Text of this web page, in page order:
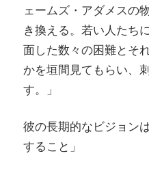
ェームズ・アダメスの
き換える。若い人たち
面した数々の困難とそ
かを垣間見てもらい、
す。」
彼の長期的なビジョン
すること」